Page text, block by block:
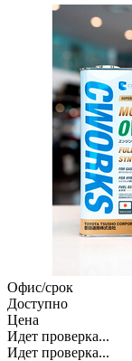
Офис/срок
Доступно
Цена
Идет проверка...
Идет проверка...